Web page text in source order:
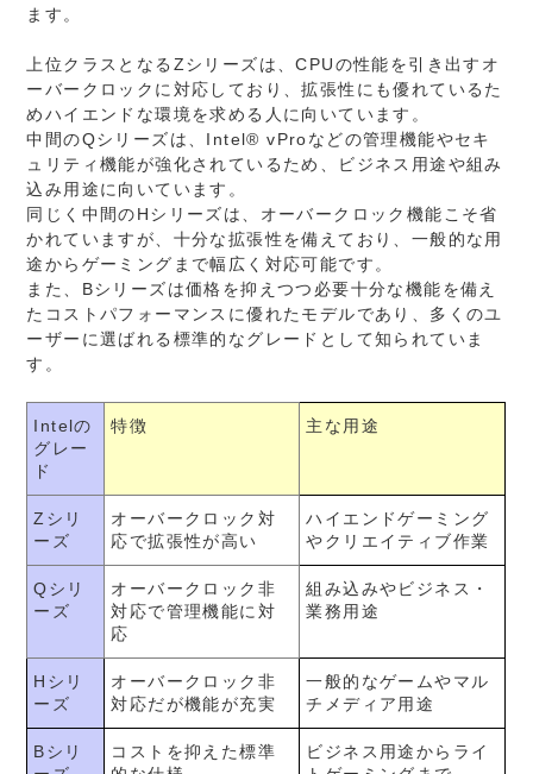
ます。
上位クラスとなるZシリーズは、CPUの性能を引き出すオ
ーバークロックに対応しており、拡張性にも優れているた
めハイエンドな環境を求める人に向いています。
中間のQシリーズは、Intel® vProなどの管理機能やセキ
ュリティ機能が強化されているため、ビジネス用途や組み
込み用途に向いています。
同じく中間のHシリーズは、オーバークロック機能こそ省
かれていますが、十分な拡張性を備えており、一般的な用
途からゲーミングまで幅広く対応可能です。
また、Bシリーズは価格を抑えつつ必要十分な機能を備え
たコストパフォーマンスに優れたモデルであり、多くのユ
ーザーに選ばれる標準的なグレードとして知られていま
す。
Intelの
グレー
ド
特徴 主な用途
Zシリ
ーズ
オーバークロック対
応で拡張性が高い
ハイエンドゲーミング
やクリエイティブ作業
Qシリ
ーズ
オーバークロック非
対応で管理機能に対
応
組み込みやビジネス・
業務用途
Hシリ
ーズ
オーバークロック非
対応だが機能が充実
一般的なゲームやマル
チメディア用途
Bシリ
コストを抑えた標準
ビジネス用途からライ